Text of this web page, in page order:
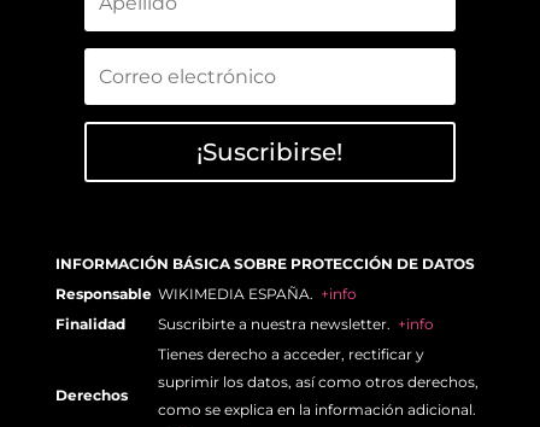
¡Suscribirse!
INFORMACIÓN BÁSICA SOBRE PROTECCIÓN DE DATOS
Responsable WIKIMEDIA ESPAÑA. +info
Finalidad
Suscribirte a nuestra newsletter. +info
Derechos
Tienes derecho a acceder, rectificar y
suprimir los datos, así como otros derechos,
como se explica en la información adicional.